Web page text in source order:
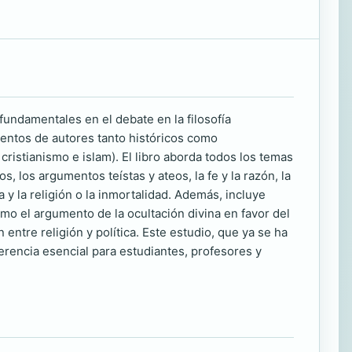
en el debate en la filosofía
de autores tanto históricos como
e islam). El libro aborda todos los temas
los argumentos teístas y ateos, la fe y la razón, la
la religión o la inmortalidad. Además, incluye
el argumento de la ocultación divina en favor del
entre religión y política. Este estudio, que ya se ha
esencial para estudiantes, profesores y